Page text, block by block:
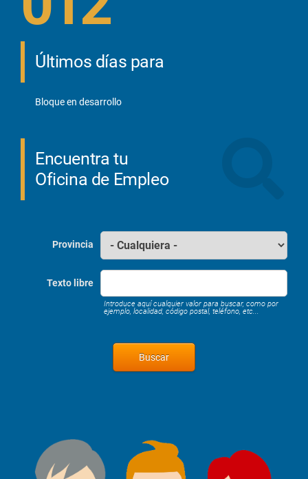
Últimos días para
Bloque en desarrollo
Encuentra tu
Oficina de Empleo
Provincia
Texto libre
Introduce aquí cualquier valor para buscar, como por
ejemplo, localidad, código postal, teléfono, etc...